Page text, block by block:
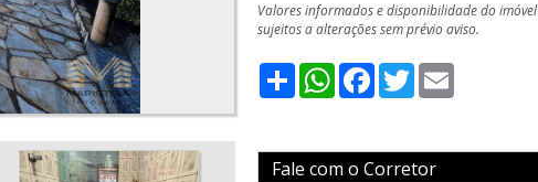
Valores informados e disponibilidade do imóvel
sujeitos a alterações sem prévio aviso.
ShareWhatsApp
Facebook
Twitter
Fale com o Corretor